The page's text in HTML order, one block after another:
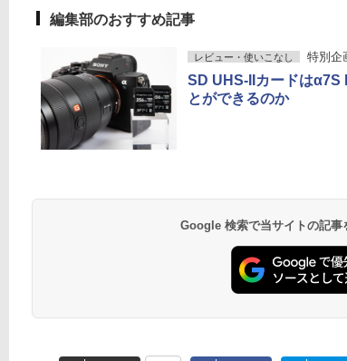
編集部のおすすめ記事
レビュー・使いこなし 特別企
SD UHS-IIカードはα7S
とができるのか
Google 検索で当サイトの記事